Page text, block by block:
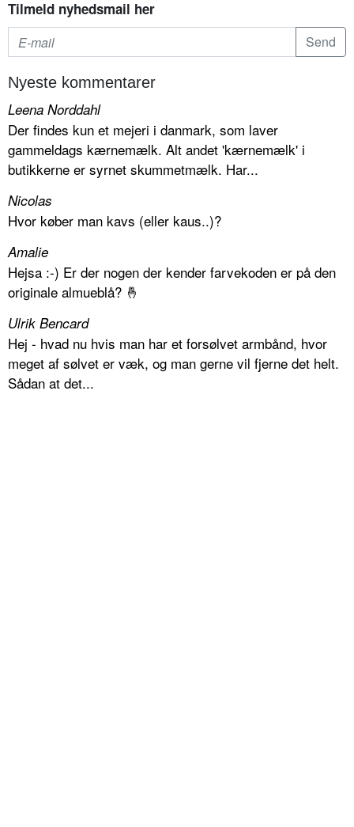
Tilmeld nyhedsmail her
Nyeste kommentarer
Leena Norddahl
Der findes kun et mejeri i danmark, som laver
gammeldags kærnemælk. Alt andet 'kærnemælk' i
butikkerne er syrnet skummetmælk. Har...
Nicolas
Hvor køber man kavs (eller kaus..)?
Amalie
Hejsa :-) Er der nogen der kender farvekoden er på den
originale almueblå? 🤞
Ulrik Bencard
Hej - hvad nu hvis man har et forsølvet armbånd, hvor
meget af sølvet er væk, og man gerne vil fjerne det helt.
Sådan at det...